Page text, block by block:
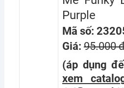
Purple
Mã số:
Giá: 95.000
(áp dụng
xem